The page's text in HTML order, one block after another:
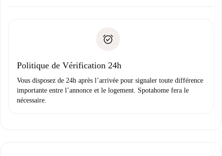
Justificatif de solvabilité
uniquement si aucun problème n'est signalé.
Politique de Vérification 24h
Vous disposez de 24h après l’arrivée pour signaler toute différence
importante entre l’annonce et le logement. Spotahome fera le
nécessaire.